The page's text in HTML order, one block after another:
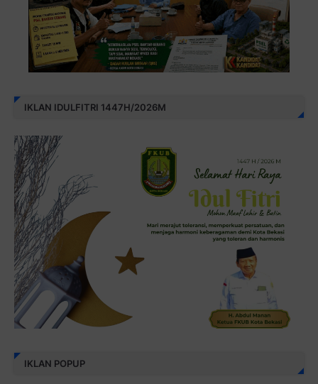
IKLAN IDULFITRI 1447H/2026M
IKLAN POPUP